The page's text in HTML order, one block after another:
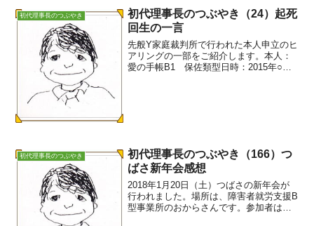
初代理事長のつぶやき
初代理事長のつぶやき（24）起死
回生の一言
先般Y家庭裁判所で行われた本人申立のヒ
アリングの一部をご紹介します。本人：
愛の手帳B1 保佐類型日時：2015年○月○
初代理事長のつぶやき
初代理事長のつぶやき（166）つ
ばさ新年会感想
2018年1月20日（土）つばさの新年会が
行われました。場所は、障害者就労支援B
型事業所のおからさんです。参加者は、